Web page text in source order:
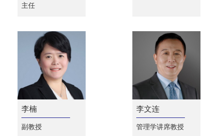
主任
李楠
副教授
李文连
管理学讲席教授